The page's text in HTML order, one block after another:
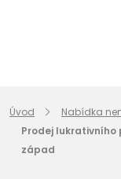
Úvod
Nabídka
Prodej lukrativního
západ